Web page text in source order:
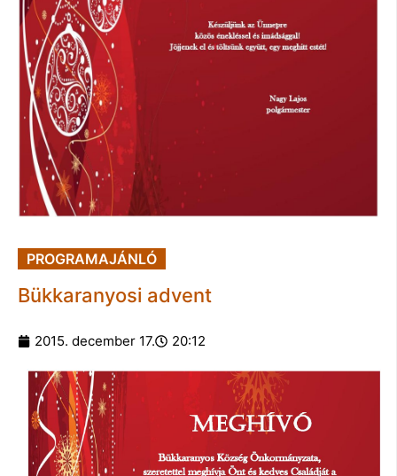
PROGRAMAJÁNLÓ
Bükkaranyosi advent
2015. december 17. 20:12